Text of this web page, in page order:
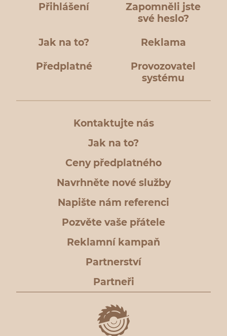
Přihlášení
Zapomněli jste
své heslo?
Jak na to? Reklama
Předplatné
Provozovatel
systému
Kontaktujte nás
Jak na to?
Ceny předplatného
Navrhněte nové služby
Napište nám referenci
Pozvěte vaše přátele
Reklamní kampaň
Partnerství
Partneři